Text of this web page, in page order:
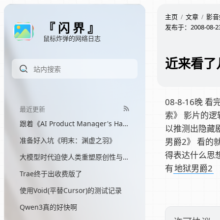
『 闪 界 』
鼠标炸弹的网络日志
最近更新
跟着《AI Product Manager's Handbook》学产品：阅读与知识记录
准备好入坑《明末：渊虚之羽》
大模型时代迫使人类重塑原创性与独特性
Trae终于出收费版了
使用Void(平替Cursor)的测试记录
Qwen3真的好快啊
主页 文章
影
发布于： 2008-08-
近来看
08-8-16晚 看
索》 影片的
以推测出隐藏
男爵2》 看的
得表达什么思
有地狱男爵2